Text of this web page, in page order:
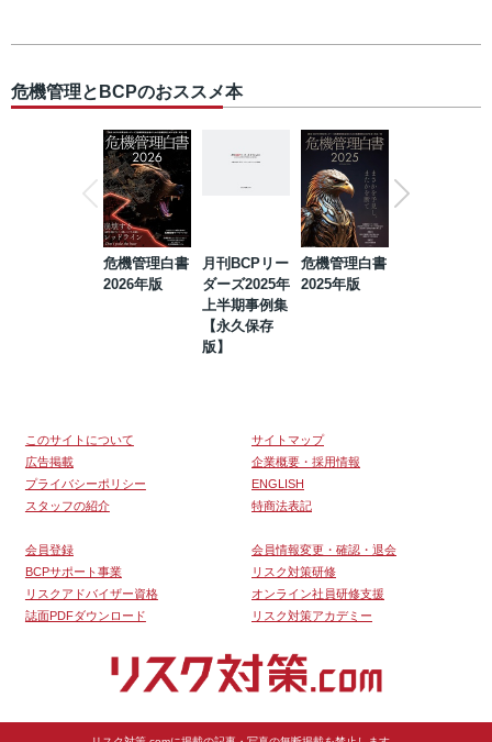
危機管理とBCPのおススメ本
危機管理白書
2026年版
月刊BCPリー
ダーズ2025年
上半期事例集
【永久保存
版】
危機管理白書
2025年版
このサイトについて
サイトマップ
広告掲載
企業概要・採用情報
プライバシーポリシー
ENGLISH
スタッフの紹介
特商法表記
会員登録
会員情報変更・確認・退会
BCPサポート事業
リスク対策研修
リスクアドバイザー資格
オンライン社員研修支援
誌面PDFダウンロード
リスク対策アカデミー